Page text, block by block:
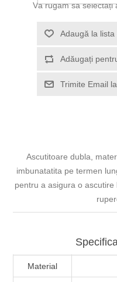
Vă rugăm să selectați
Adaugă la
Adăugați
Trimite Email
Ascutitoare dubla,
imbunatatita pe termen
pentru a asigura o
Material